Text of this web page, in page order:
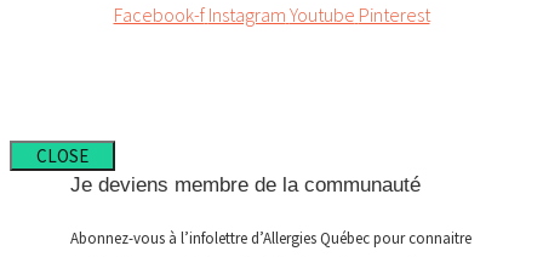
Facebook-f Instagram Youtube Pinterest
CLOSE
Je deviens membre de la communauté
Abonnez-vous à l’infolettre d’Allergies Québec pour connaitre